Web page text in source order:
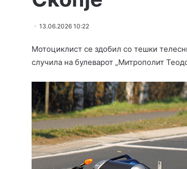
13.06.2026 10:22
Мотоциклист се здобил со тешки
случила на булеварот „Митрополит